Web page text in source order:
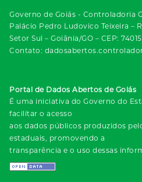
Governo de Goiás - Controladoria
Palácio Pedro Ludovico Teixeira –
Setor Sul – Goiânia/GO – CEP:
Contato:
Portal de Dados Abertos de Goiás
É uma iniciativa do Governo do
facilitar o acesso
aos dados públicos produzidos
estaduais, promovendo a
transparência e o uso dessas